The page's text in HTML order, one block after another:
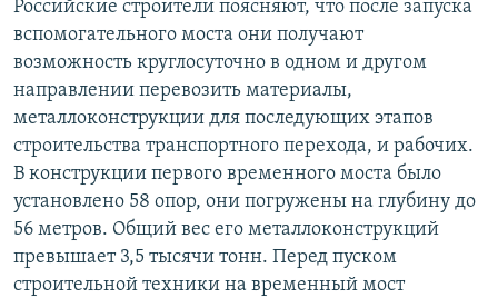
Российские строители поясняют, что после запуска
вспомогательного моста они получают
возможность круглосуточно в одном и другом
направлении перевозить материалы,
металлоконструкции для последующих этапов
строительства транспортного перехода, и рабочих.
В конструкции первого временного моста было
установлено 58 опор, они погружены на глубину до
56 метров. Общий вес его металлоконструкций
превышает 3,5 тысячи тонн. Перед пуском
строительной техники на временный мост